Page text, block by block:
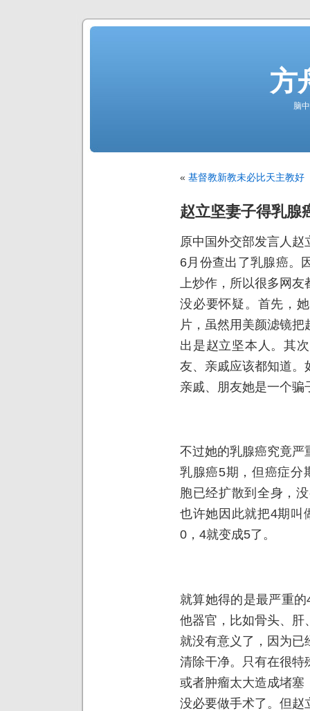
方
脑
« 基督教新教未必比天主教好
赵立坚妻子得乳腺
原中国外交部发言人
6月份查出了乳腺癌。
上炒作，所以很多网
没必要怀疑。首先，
片，虽然用美颜滤镜
出是赵立坚本人。其
友、亲戚应该都知道。
亲戚、朋友她是一个
不过她的乳腺癌究竟严
乳腺癌5期，但癌症分
胞已经扩散到全身，
也许她因此就把4期叫
0，4就变成5了。
就算她得的是最严重
他器官，比如骨头、肝
就没有意义了，因为
清除干净。只有在很特
或者肿瘤太大造成堵塞
没必要做手术了。但赵